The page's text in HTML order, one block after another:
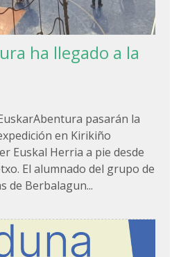
ha llegado a la
pasarán la
en Kirikiño
Euskal Herria a pie desde
El alumnado del grupo de
de Berbalagun...